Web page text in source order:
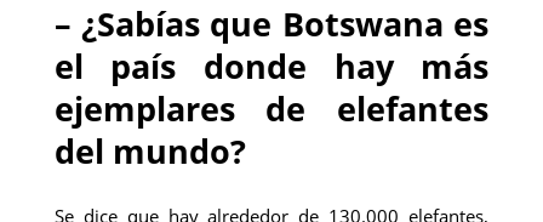
– ¿Sabías que Botswana es
el país donde hay más
ejemplares de elefantes
del mundo?
Se dice que hay alrededor de 130.000 elefantes,